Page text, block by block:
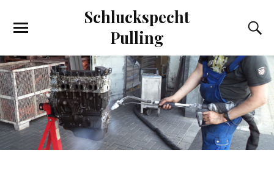
Schluckspecht
Pulling